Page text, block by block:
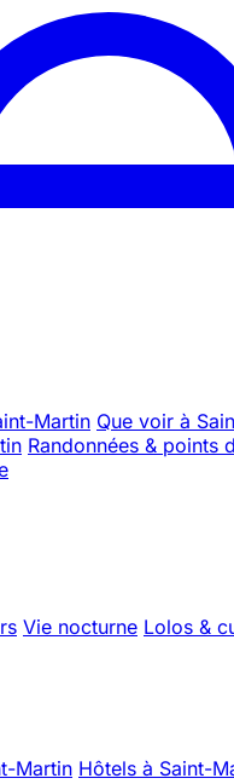
Martin Que voir à
Randonnées & points
Vie nocturne Lolos &
Martin Hôtels à Saint-